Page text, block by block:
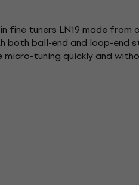
fine tuners LN19 made
both ball-end and loop-end
micro-tuning quickly and